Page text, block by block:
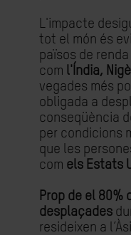
L'impacte
tot el món és
països de
com l'Índia,
vegades més
obligada a
conseqüència
per condicions
que les
com els Estats
Prop de el
desplaçades
resideixen a